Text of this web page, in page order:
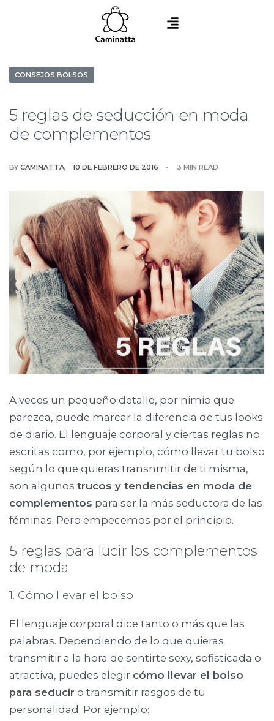
CONSEJOS BOLSOS
5 reglas de seducción en moda
de complementos
BY CAMINATTA 10 DE FEBRERO DE 2016 3 MIN READ
A veces un pequeño detalle, por nimio que
parezca, puede marcar la diferencia de tus looks
de diario. El lenguaje corporal y ciertas reglas no
escritas como, por ejemplo, cómo llevar tu bolso
según lo que quieras transnmitir de ti misma,
son algunos trucos y tendencias en moda de
complementos para ser la más seductora de las
féminas. Pero empecemos por el principio.
5 reglas para lucir los complementos
de moda
1. Cómo llevar el bolso
El lenguaje corporal dice tanto o más que las
palabras. Dependiendo de lo que quieras
transmitir a la hora de sentirte sexy, sofisticada o
atractiva, puedes elegir cómo llevar el bolso
para seducir o transmitir rasgos de tu
personalidad. Por ejemplo: